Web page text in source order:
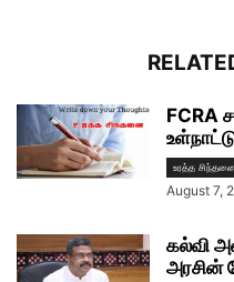
FCRA
உரத்த
August 7,
கல்வி
அரசின்